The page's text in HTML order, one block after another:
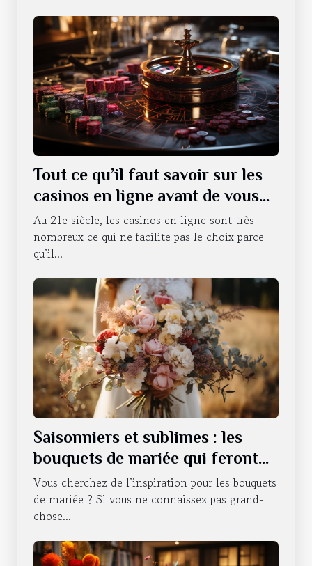
Tout ce qu’il faut savoir sur les
casinos en ligne avant de vous
lancer
Au 21e siècle, les casinos en ligne sont très
nombreux ce qui ne facilite pas le choix parce
qu’il...
Saisonniers et sublimes : les
bouquets de mariée qui feront
battre votre cœur tout au long
de l'année
Vous cherchez de l’inspiration pour les bouquets
de mariée ? Si vous ne connaissez pas grand-
chose...